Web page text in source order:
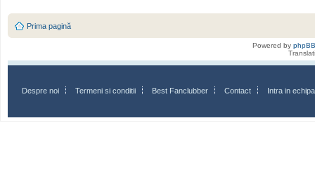
Prima pagină
Powered by phpBB
Despre noi Termeni si conditii Best Fanclubber Contact Intra in